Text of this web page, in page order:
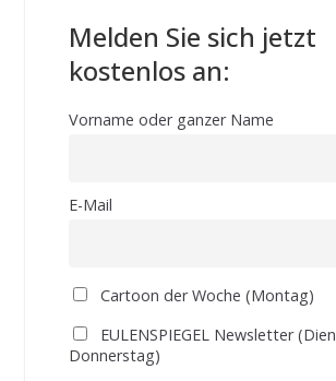
Melden Sie sich jetzt
kostenlos an:
Vorname oder ganzer Name
E-Mail
Cartoon der Woche (Montag)
EULENSPIEGEL Newsletter
Donnerstag)